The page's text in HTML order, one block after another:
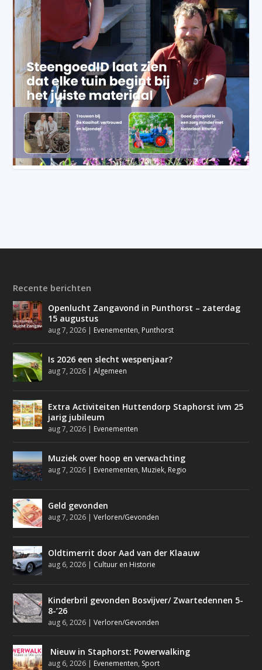
Recente berichten
Openlucht Zangavond in Punthorst – zaterdag
15 augustus
aug 7, 2026 | Evenementen, Punthorst
Is 2026 een slecht wespenjaar?
aug 7, 2026 |Algemeen
Extra Activiteiten Huttendorp Staphorst ivm 25
jarig jubileum
aug 7, 2026 | Evenementen
Muziek over hoop en verwachting
aug 7, 2026 | Evenementen, Muziek, Regio
Geld gevonden
aug 7, 2026 |Verloren/Gevonden
Oldtimerrit door Aad van der Klaauw
aug 6, 2026 | Cultuur en Historie
Kinderbril gevonden Bosvijver/ Zwartedennen 5-
8-’26
aug 6, 2026 |Verloren/Gevonden
Nieuw in Staphorst: Powerwalking
aug 6, 2026 | Evenementen, Sport